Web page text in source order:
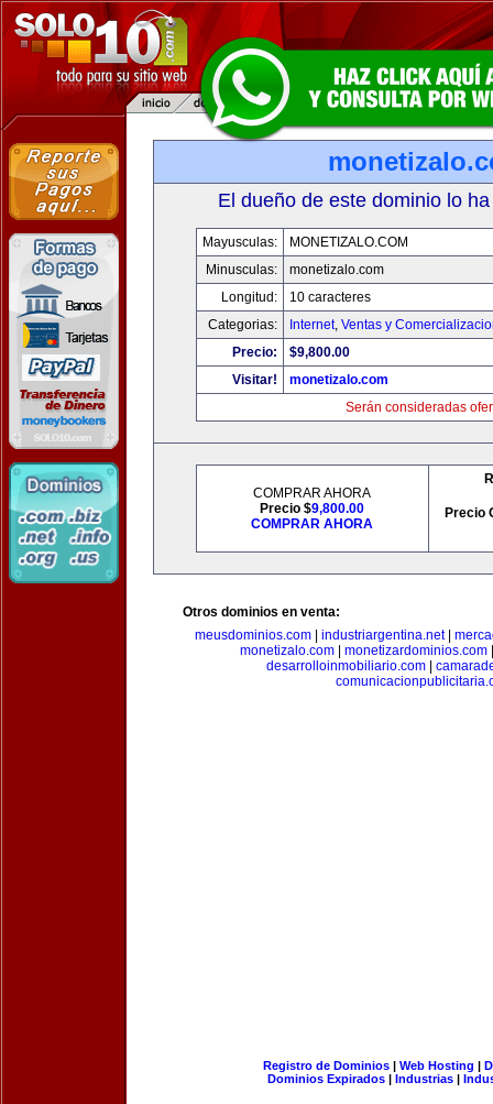
El dueño de este dominio lo
Mayusculas:
MONETIZALO.COM
Minusculas:
monetizalo.com
Longitud:
10 caracteres
Categorias:
Internet, Ventas y
Precio:
$9,800.00
Visitar!
monetizalo.com
Serán consideradas
COMPRAR AHORA
Precio $9,800.00
COMPRAR AHORA
Precio
Otros dominios en venta:
meusdominios.com| industriargentina.net|
monetizalo.com| monetizardominios.com
desarrolloinmobiliario.com
Registro de Dominios| Web Hosting |
Dominios Expirados | Industrias |